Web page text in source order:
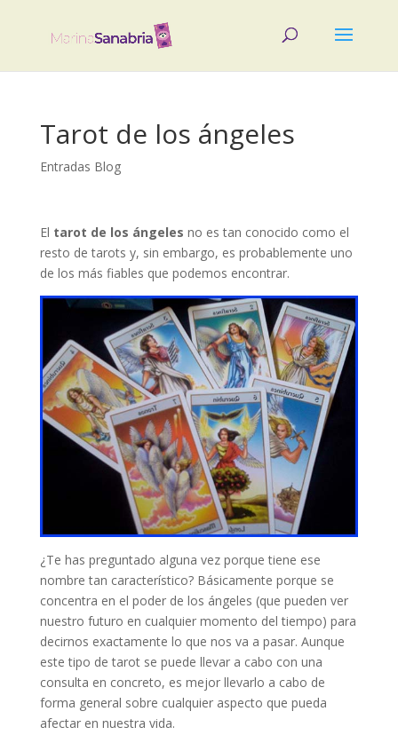
Tarot de los ángeles
Entradas Blog
El tarot de los ángeles no es tan conocido como el
resto de tarots y, sin embargo, es probablemente uno
de los más fiables que podemos encontrar.
¿Te has preguntado alguna vez porque tiene ese
nombre tan característico? Básicamente porque se
concentra en el poder de los ángeles (que pueden ver
nuestro futuro en cualquier momento del tiempo) para
decirnos exactamente lo que nos va a pasar. Aunque
este tipo de tarot se puede llevar a cabo con una
consulta en concreto, es mejor llevarlo a cabo de
forma general sobre cualquier aspecto que pueda
afectar en nuestra vida.